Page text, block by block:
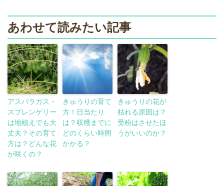
あわせて読みたい記事
アスパラガス・
スプレンゲリー
は地植えでも大
丈夫？その育て
方は？どんな花
が咲くの？
きゅうりの育て
方！日当たり
は？収穫までに
どのくらい時間
かかる？
きゅうりの花が
枯れる原因は？
受粉はさせたほ
うがいいのか？